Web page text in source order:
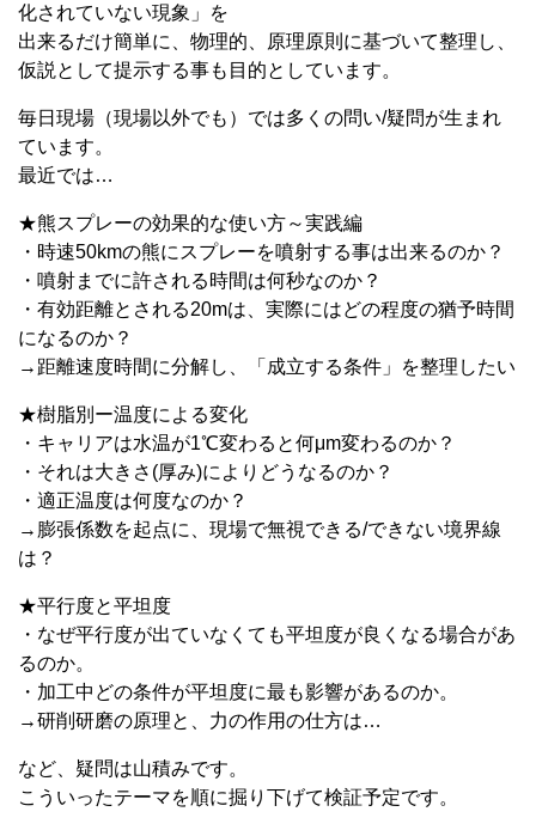
化されていない現象」を
出来るだけ簡単に、物理的、原理原則に基づいて整理し、
仮説として提示する事も目的としています。
毎日現場（現場以外でも）では多くの問い/疑問が生まれ
ています。
最近では…
★熊スプレーの効果的な使い方～実践編
・時速50kmの熊にスプレーを噴射する事は出来るのか？
・噴射までに許される時間は何秒なのか？
・有効距離とされる20mは、実際にはどの程度の猶予時間
になるのか？
→距離速度時間に分解し、「成立する条件」を整理したい
★樹脂別ー温度による変化
・キャリアは水温が1℃変わると何μm変わるのか？
・それは大きさ(厚み)によりどうなるのか？
・適正温度は何度なのか？
→膨張係数を起点に、現場で無視できる/できない境界線
は？
★平行度と平坦度
・なぜ平行度が出ていなくても平坦度が良くなる場合があ
るのか。
・加工中どの条件が平坦度に最も影響があるのか。
→研削研磨の原理と、力の作用の仕方は…
など、疑問は山積みです。
こういったテーマを順に掘り下げて検証予定です。